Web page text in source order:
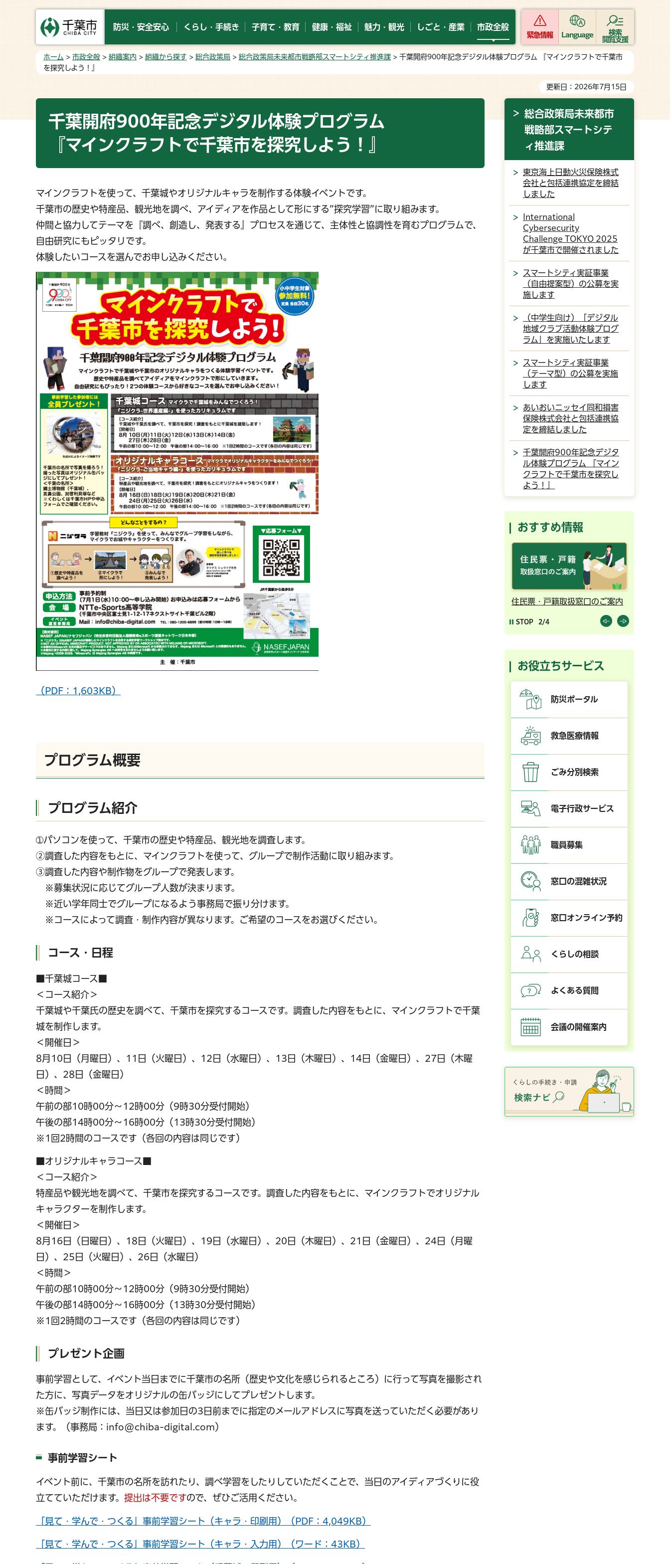
防災・安全安心 くらし・手続き 子育て・教育 健康・福祉 魅力・観光 しごと・産業 市政全般
緊急情報 Language
検索
閲覧支援
ホーム > 市政全般 > 組織案内 > 組織から探す > 総合政策局 > 総合政策局未来都市戦略部スマートシティ推進課 > 千葉開府900年記念デジタル体験プログラム 『マインクラフトで千葉市
を探究しよう！』
更新日：2026年7月15日
千葉開府900年記念デジタル体験プログラム
『マインクラフトで千葉市を探究しよう！』
マインクラフトを使って、千葉城やオリジナルキャラを制作する体験イベントです。
千葉市の歴史や特産品、観光地を調べ、アイディアを作品として形にする”探究学習”に取り組みます。
仲間と協力してテーマを『調べ、創造し、発表する』プロセスを通じて、主体性と協調性を育むプログラムで、
自由研究にもピッタリです。
体験したいコースを選んでお申し込みください。
（PDF：1,603KB）
プログラム概要
プログラム紹介
➀パソコンを使って、千葉市の歴史や特産品、観光地を調査します。
②調査した内容をもとに、マインクラフトを使って、グループで制作活動に取り組みます。
③調査した内容や制作物をグループで発表します。
※募集状況に応じてグループ人数が決まります。
※近い学年同士でグループになるよう事務局で振り分けます。
※コースによって調査・制作内容が異なります。ご希望のコースをお選びください。
コース・日程
■千葉城コース■
＜コース紹介＞
千葉城や千葉氏の歴史を調べて、千葉市を探究するコースです。調査した内容をもとに、マインクラフトで千葉
城を制作します。
＜開催日＞
8月10日（月曜日）、11日（火曜日）、12日（水曜日）、13日（木曜日）、14日（金曜日）、27日（木曜
日）、28日（金曜日）
＜時間＞
午前の部10時00分～12時00分（9時30分受付開始）
午後の部14時00分～16時00分（13時30分受付開始）
※1回2時間のコースです（各回の内容は同じです）
■オリジナルキャラコース■
＜コース紹介＞
特産品や観光地を調べて、千葉市を探究するコースです。調査した内容をもとに、マインクラフトでオリジナル
キャラクターを制作します。
＜開催日＞
8月16日（日曜日）、18日（火曜日）、19日（水曜日）、20日（木曜日）、21日（金曜日）、24日（月曜
日）、25日（火曜日）、26日（水曜日）
＜時間＞
午前の部10時00分～12時00分（9時30分受付開始）
午後の部14時00分～16時00分（13時30分受付開始）
※1回2時間のコースです（各回の内容は同じです）
プレゼント企画
事前学習として、イベント当日までに千葉市の名所（歴史や文化を感じられるところ）に行って写真を撮影され
た方に、写真データをオリジナルの缶バッジにしてプレゼントします。
※缶バッジ制作には、当日又は参加日の3日前までに指定のメールアドレスに写真を送っていただく必要があり
ます。（事務局：info@chiba-digital.com）
事前学習シート
イベント前に、千葉市の名所を訪れたり、調べ学習をしたりしていただくことで、当日のアイディアづくりに役
立てていただけます。 提出は不要ですので、ぜひご活用ください。
「見て・学んで・つくる」事前学習シート（キャラ・印刷用）（PDF：4,049KB）
「見て・学んで・つくる」事前学習シート（キャラ・入力用）（ワード：43KB）
総合政策局未来都市
戦略部スマートシテ
ィ推進課
東京海上日動火災保険株式
会社と包括連携協定を締結
しました
International
Cybersecurity
Challenge TOKYO 2025
が千葉市で開催されました
スマートシティ実証事業
（自由提案型）の公募を実
施します
（中学生向け）「デジタル
地域クラブ活動体験プログ
ラム」を実施いたします
スマートシティ実証事業
（テーマ型）の公募を実施
します
あいおいニッセイ同和損害
保険株式会社と包括連携協
定を締結しました
千葉開府900年記念デジタ
ル体験プログラム 『マイン
クラフトで千葉市を探究し
よう！』
おすすめ情報
千葉市の電子行政サービス コンビニ交付 住民票・戸籍取扱窓口のご案内
STOP 2/4
お役立ちサービス
防災ポータル
救急医療情報
ごみ分別検索
電子行政サービス
職員募集
窓口の混雑状況
窓口オンライン予約
くらしの相談
よくある質問
会議の開催案内